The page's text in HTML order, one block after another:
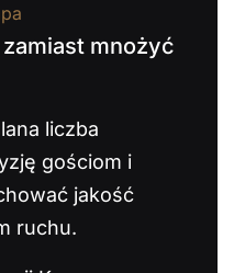
mnożyć
liczba
gościom i
jakość
ruchu.